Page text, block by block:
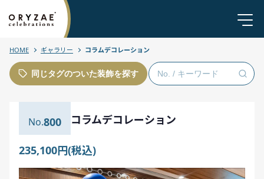
HOME ギャラリー コラムデコレーション
同じタグのついた装飾を探す
800 コラムデコレーション
235,100円(税込)